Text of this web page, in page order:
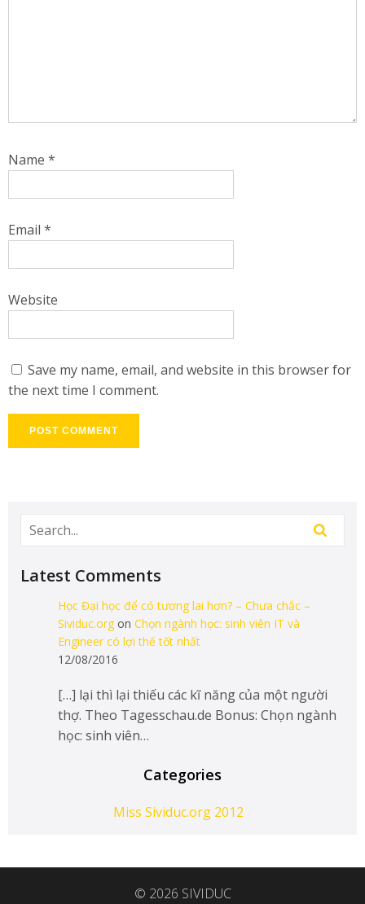
Name *
Email *
Website
Save my name, email, and website in this browser for
the next time I comment.
Latest Comments
Học Đại học để có tương lai hơn? – Chưa chắc –
Sividuc.orgon Chọn ngành học: sinh viên IT và
Engineer có lợi thế tốt nhất
12/08/2016
[…] lại thì lại thiếu các kĩ năng của một người
thợ. Theo Tagesschau.de Bonus: Chọn ngành
học: sinh viên…
Categories
Miss Sividuc.org 2012
© 2026 SIVIDUC